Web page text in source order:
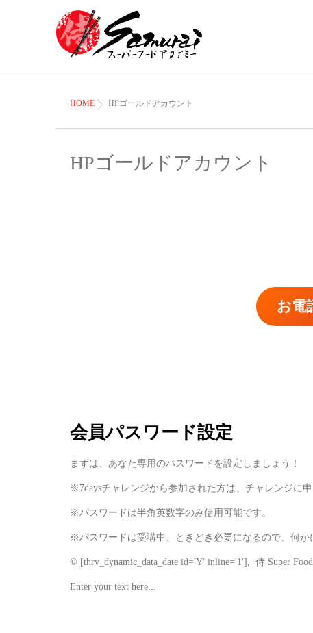
HOME HPゴールドアカウント
HPゴールドアカウント
お電
会員パスワード設定
まずは、あなた専用のパスワードを設定しましょう！
※7daysチャレンジから参加された方は、チャレンジに
※パスワードは半角英数字のみ使用可能です。
※パスワードは受講中、ときどき必要になるので、何か
© [thrv_dynamic_data_date id='Y' inline='1'] , 侍 Super
Enter your text here...